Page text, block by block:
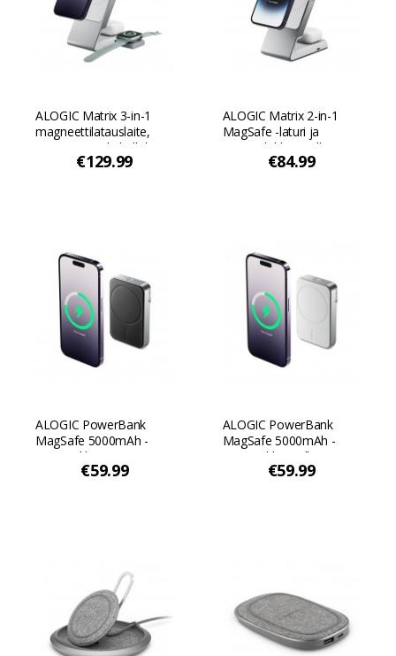
ALOGIC Matrix 3-in-1
magneettilatauslaite,
jossa on Apple kellolaturi
- Valkoinen€129.99
ALOGIC Matrix 2-in-1
MagSafe -laturi ja
pöytätelakka - Valkoinen
€84.99
ALOGIC PowerBank
MagSafe 5000mAh -
virtapankki - Musta
€59.99
ALOGIC PowerBank
MagSafe 5000mAh -
virtapankki - Valkoinen
€59.99